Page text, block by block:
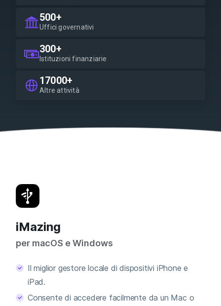
500+
Uffici governativi
300+
Istituzioni finanziarie
17000+
Altre attività
iMazing
per macOS e Windows
Il miglior gestore locale di dispositivi iPhone e
iPad.
Consente di accedere facilmente da un Mac o